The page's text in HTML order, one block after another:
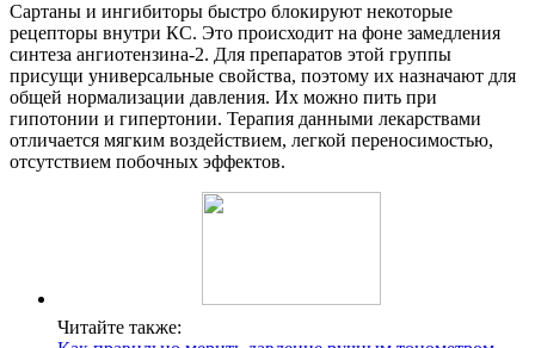
Сартаны и ингибиторы быстро блокируют некоторые
рецепторы внутри КС. Это происходит на фоне замедления
синтеза ангиотензина-2. Для препаратов этой группы
присущи универсальные свойства, поэтому их назначают для
общей нормализации давления. Их можно пить при
гипотонии и гипертонии. Терапия данными лекарствами
отличается мягким воздействием, легкой переносимостью,
отсутствием побочных эффектов.
Читайте также: